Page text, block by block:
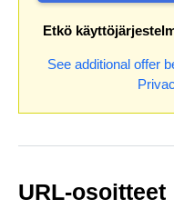
Etkö
See additional offer
URL-osoitteet